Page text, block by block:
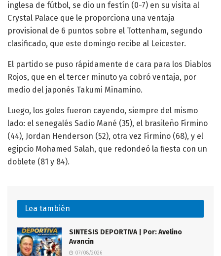
inglesa de fútbol, se dio un festín (0-7) en su visita al
Crystal Palace que le proporciona una ventaja
provisional de 6 puntos sobre el Tottenham, segundo
clasificado, que este domingo recibe al Leicester.
El partido se puso rápidamente de cara para los Diablos
Rojos, que en el tercer minuto ya cobró ventaja, por
medio del japonés Takumi Minamino.
Luego, los goles fueron cayendo, siempre del mismo
lado: el senegalés Sadio Mané (35), el brasileño Firmino
(44), Jordan Henderson (52), otra vez Firmino (68), y el
egipcio Mohamed Salah, que redondeó la fiesta con un
doblete (81 y 84).
Lea también
SINTESIS DEPORTIVA | Por: Avelino
Avancin
07/08/2026